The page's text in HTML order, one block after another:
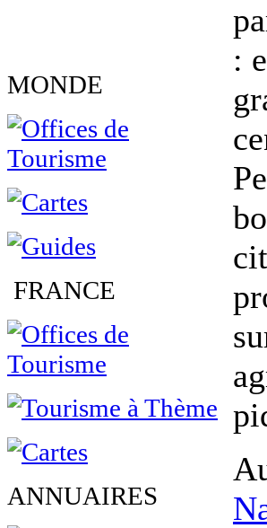
MONDE
FRANCE
ANNUAIRES
: